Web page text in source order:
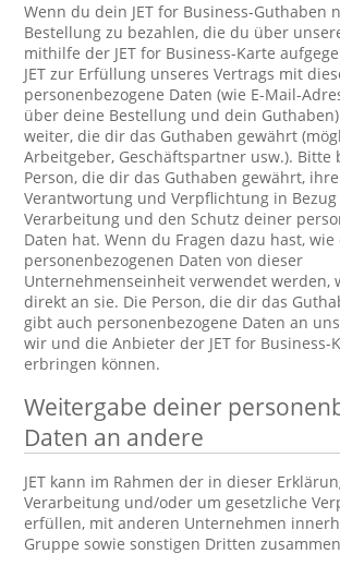
Wenn du dein JET for Business-Guthaben
Bestellung zu bezahlen, die du über
mithilfe der JET for Business-Karte
JET zur Erfüllung unseres Vertrags mit
personenbezogene Daten (wie E-Mail-
über deine Bestellung und dein
weiter, die dir das Guthaben gewährt
Arbeitgeber, Geschäftspartner usw.). Bitte
Person, die dir das Guthaben gewährt,
Verantwortung und Verpflichtung in
Verarbeitung und den Schutz deiner
Daten hat. Wenn du Fragen dazu hast, wie
personenbezogenen Daten von dieser
Unternehmenseinheit verwendet werden,
direkt an sie. Die Person, die dir das
gibt auch personenbezogene Daten an
wir und die Anbieter der JET for Business-
erbringen können.
Weitergabe deiner
Daten an andere
JET kann im Rahmen der in dieser
Verarbeitung und/oder um gesetzliche
erfüllen, mit anderen Unternehmen
Gruppe sowie sonstigen Dritten